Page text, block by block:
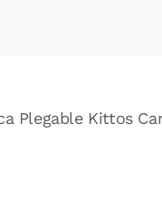
Plegable Kittos